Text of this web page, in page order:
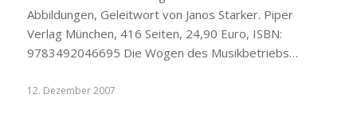
Abbildungen, Geleitwort von Janos Starker. Piper
Verlag München, 416 Seiten, 24,90 Euro, ISBN:
9783492046695 Die Wogen des Musikbetriebs…
12. Dezember 2007